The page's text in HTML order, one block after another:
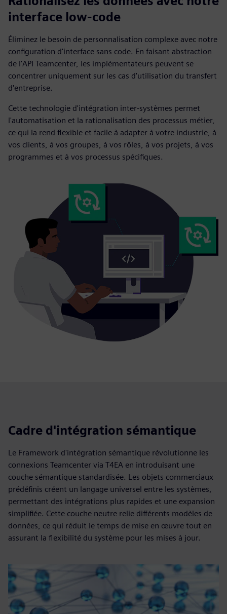
interface low-code
Éliminez le besoin de personnalisation complexe avec notre
configuration d'interface sans code. En faisant abstraction
de l'API Teamcenter, les implémentateurs peuvent se
concentrer uniquement sur les cas d'utilisation du transfert
d'entreprise.
Cette technologie d'intégration inter-systèmes permet
l'automatisation et la rationalisation des processus métier,
ce qui la rend flexible et facile à adapter à votre industrie, à
vos clients, à vos groupes, à vos rôles, à vos projets, à vos
programmes et à vos processus spécifiques.
Cadre d'intégration sémantique
Le Framework d'intégration sémantique révolutionne les
connexions Teamcenter via T4EA en introduisant une
couche sémantique standardisée. Les objets commerciaux
prédéfinis créent un langage universel entre les systèmes,
permettant des intégrations plus rapides et une expansion
simplifiée. Cette couche neutre relie différents modèles de
données, ce qui réduit le temps de mise en œuvre tout en
assurant la flexibilité du système pour les mises à jour.